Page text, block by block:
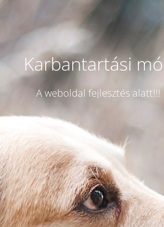
Karbantartási
A weboldal fejlesztés alatt!!!